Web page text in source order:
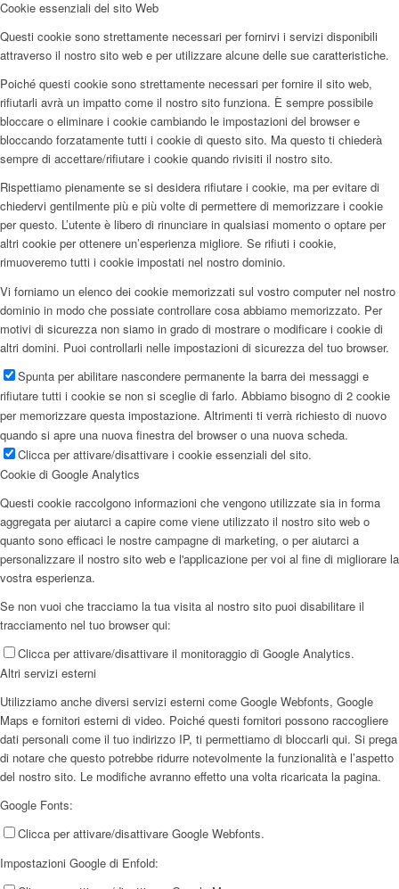
Cookie essenziali del sito Web
Questi cookie sono strettamente necessari per fornirvi i servizi disponibili
attraverso il nostro sito web e per utilizzare alcune delle sue caratteristiche.
Poiché questi cookie sono strettamente necessari per fornire il sito web,
rifiutarli avrà un impatto come il nostro sito funziona. È sempre possibile
bloccare o eliminare i cookie cambiando le impostazioni del browser e
bloccando forzatamente tutti i cookie di questo sito. Ma questo ti chiederà
sempre di accettare/rifiutare i cookie quando rivisiti il nostro sito.
Rispettiamo pienamente se si desidera rifiutare i cookie, ma per evitare di
chiedervi gentilmente più e più volte di permettere di memorizzare i cookie
per questo. L’utente è libero di rinunciare in qualsiasi momento o optare per
altri cookie per ottenere un’esperienza migliore. Se rifiuti i cookie,
rimuoveremo tutti i cookie impostati nel nostro dominio.
Vi forniamo un elenco dei cookie memorizzati sul vostro computer nel nostro
dominio in modo che possiate controllare cosa abbiamo memorizzato. Per
motivi di sicurezza non siamo in grado di mostrare o modificare i cookie di
altri domini. Puoi controllarli nelle impostazioni di sicurezza del tuo browser.
Spunta per abilitare nascondere permanente la barra dei messaggi e
rifiutare tutti i cookie se non si sceglie di farlo. Abbiamo bisogno di 2 cookie
per memorizzare questa impostazione. Altrimenti ti verrà richiesto di nuovo
quando si apre una nuova finestra del browser o una nuova scheda.
Clicca per attivare/disattivare i cookie essenziali del sito.
Cookie di Google Analytics
Questi cookie raccolgono informazioni che vengono utilizzate sia in forma
aggregata per aiutarci a capire come viene utilizzato il nostro sito web o
quanto sono efficaci le nostre campagne di marketing, o per aiutarci a
personalizzare il nostro sito web e l'applicazione per voi al fine di migliorare la
vostra esperienza.
Se non vuoi che tracciamo la tua visita al nostro sito puoi disabilitare il
tracciamento nel tuo browser qui:
Clicca per attivare/disattivare il monitoraggio di Google Analytics.
Altri servizi esterni
Utilizziamo anche diversi servizi esterni come Google Webfonts, Google
Maps e fornitori esterni di video. Poiché questi fornitori possono raccogliere
dati personali come il tuo indirizzo IP, ti permettiamo di bloccarli qui. Si prega
di notare che questo potrebbe ridurre notevolmente la funzionalità e l’aspetto
del nostro sito. Le modifiche avranno effetto una volta ricaricata la pagina.
Google Fonts:
Clicca per attivare/disattivare Google Webfonts.
Impostazioni Google di Enfold: